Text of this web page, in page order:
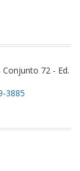
Conjunto 72 - Ed.
3885